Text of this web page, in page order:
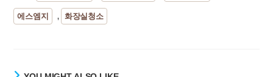
에스엠지 , 화장실청소